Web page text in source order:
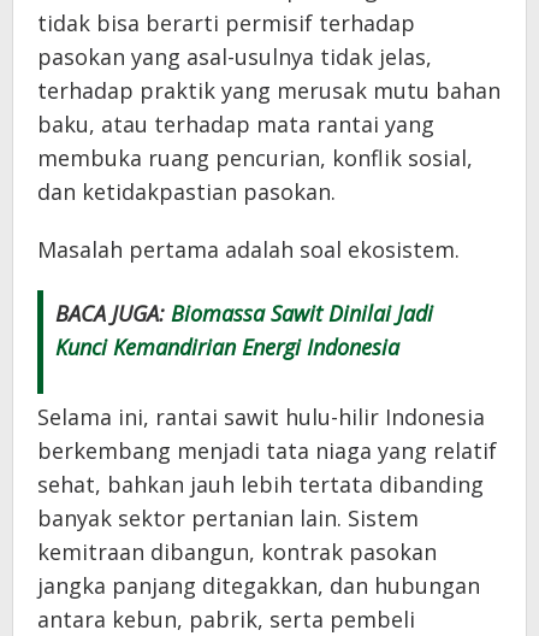
tidak bisa berarti permisif terhadap
pasokan yang asal-usulnya tidak jelas,
terhadap praktik yang merusak mutu bahan
baku, atau terhadap mata rantai yang
membuka ruang pencurian, konflik sosial,
dan ketidakpastian pasokan.
Masalah pertama adalah soal ekosistem.
BACA JUGA: Biomassa Sawit Dinilai Jadi
Kunci Kemandirian Energi Indonesia
Selama ini, rantai sawit hulu-hilir Indonesia
berkembang menjadi tata niaga yang relatif
sehat, bahkan jauh lebih tertata dibanding
banyak sektor pertanian lain. Sistem
kemitraan dibangun, kontrak pasokan
jangka panjang ditegakkan, dan hubungan
antara kebun, pabrik, serta pembeli